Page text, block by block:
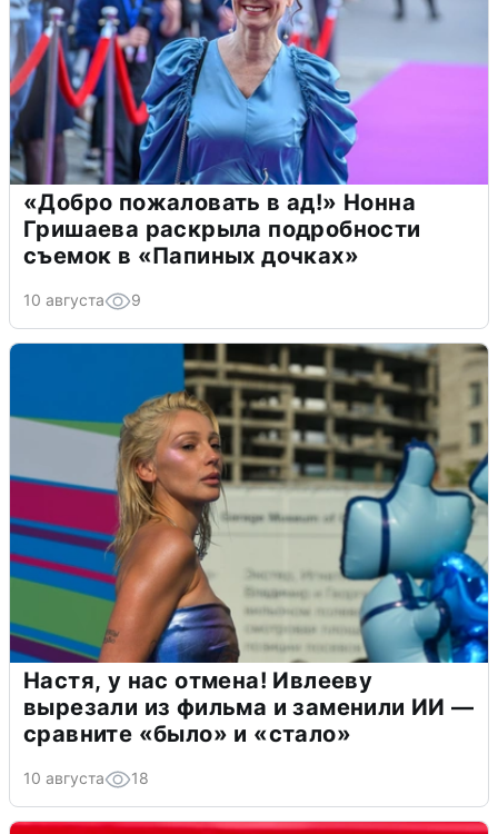
«Добро пожаловать в ад!» Нонна
Гришаева раскрыла подробности
съемок в «Папиных дочках»
10 августа 9
Настя, у нас отмена! Ивлееву
вырезали из фильма и заменили ИИ —
сравните «было» и «стало»
10 августа 18